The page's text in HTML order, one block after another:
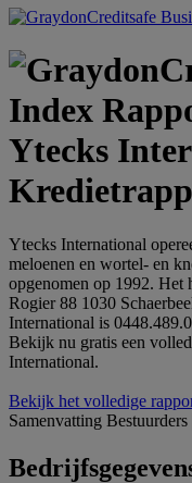
Ytecks
Ytecks International
meloenen en wortel- en
opgenomen op 1992. Het
Rogier 88 1030
International is
Bekijk nu gratis een
International.
Bekijk het volledige
Samenvatting Bestuurders